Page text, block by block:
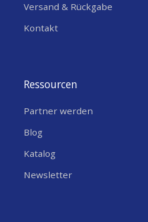
Versand & Rückgabe
Kontakt
Ressourcen
Partner werden
Blog
Katalog
Newsletter